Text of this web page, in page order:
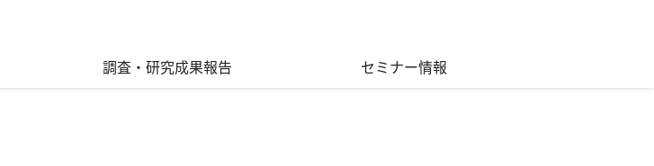
調査・研究成果報告 セミナー情報